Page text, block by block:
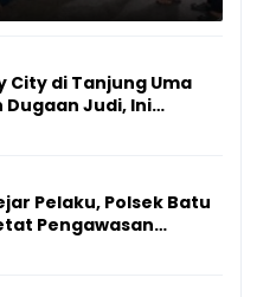
City di Tanjung Uma
Dugaan Judi, Ini
Pelaku, Polsek Batu
Pengawasan
Bekas